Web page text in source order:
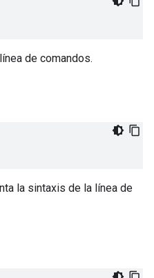
de comandos.
la sintaxis de la línea de